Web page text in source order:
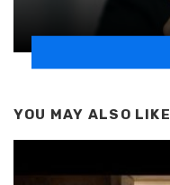
YOU MAY ALSO LIKE